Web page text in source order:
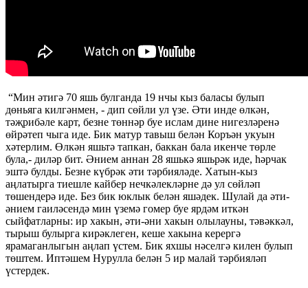
“Мин әтигә 70 яшь булганда 19 нчы кыз баласы булып
дөньяга килгәнмен, - дип сөйли ул үзе. Әти инде өлкән,
тәҗрибәле карт, безне төннәр буе ислам дине нигезләренә
өйрәтеп чыга иде. Бик матур тавыш белән Коръән укуын
хәтерлим. Өлкән яшьтә тапкан, баккан бала икенче төрле
була,- диләр бит. Әнием аннан 28 яшькә яшьрәк иде, һәрчак
эштә булды. Безне күбрәк әти тәрбияләде. Хатын-кыз
аңлатырга тиешле кайбер нечкәлекләрне дә ул сөйләп
төшендерә иде. Без бик юклык белән яшәдек. Шулай да әти-
әнием гаиләсендә мин үземә гомер буе ярдәм иткән
сыйфатларны: ир хакын, әти-әни хакын олылауны, тәвәккәл,
тырыш булырга кирәклеген, кеше хакына керергә
ярамаганлыгын аңлап үстем. Бик яхшы нәселгә килен булып
төштем. Иптәшем Нурулла белән 5 ир малай тәрбияләп
үстердек.